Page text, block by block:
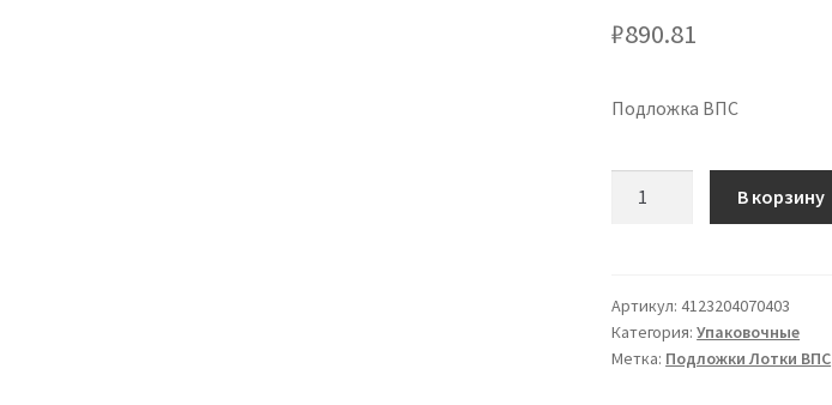
₽890.81
Подложка ВПС
4
А
плотность
В корзину
Артикул:4123204070403
Категория:Упаковочные
Метка: Подложки Лотки ВПС